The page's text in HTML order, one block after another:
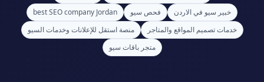
خبير سيو في الاردن
فحص سيو
best SEO company Jordan
خدمات تصميم المواقع والمتاجر
منصة استقل للإعلانات وخدمات السيو
متجر باقات سيو